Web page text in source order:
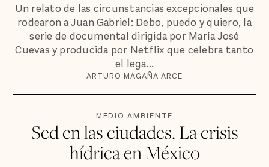
Un relato de las circunstancias excepcionales que
rodearon a Juan Gabriel: Debo, puedo y quiero, la
serie de documental dirigida por María José
Cuevas y producida por Netflix que celebra tanto
el lega...
ARTURO MAGAÑA ARCE
MEDIO AMBIENTE
Sed en las ciudades. La crisis
hídrica en México